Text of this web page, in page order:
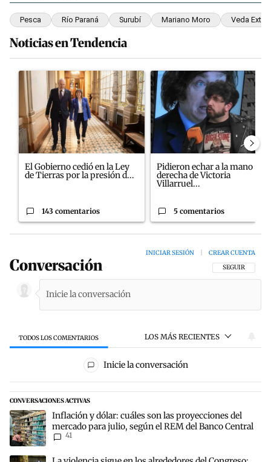
Pesca Río Paraná Surubí Mariano Moro Veda
Noticias en Tendencia
Este listado muestra los artículos con más comentarios en los
Un artículo de tendencia con el título "El Gobierno cedió en la
El Gobierno cedió en la Ley
de Tierras por la presión d...
143 comentarios
Un artículo de tendencia con
Pidieron echar a la mano
derecha de Victoria
Villarruel...
5 comentarios
Conversación SIGA ESTA
SEGUIR
INICIAR SESIÓN CREAR CUENTA
TODOS LOS COMENTARIOS LOS MÁS RECIENTES
Todos los comentarios
Inicie la conversación
CONVERSACIONES ACTIVAS
Este listado muestra los artículos con más comentarios en los
Un artículo de tendencia con el título "Inflación y dólar: cuáles
Inflación y dólar: cuáles son las proyecciones del
mercado para julio, según el REM del Banco Central
41
Un artículo de tendencia con el título "La violencia sigue en los